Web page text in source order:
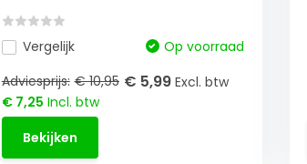
Vergelijk
Op voorraad
Adviesprijs: € 10,95 € 5,99 Excl. btw
€ 7,25 Incl. btw
Bekijken